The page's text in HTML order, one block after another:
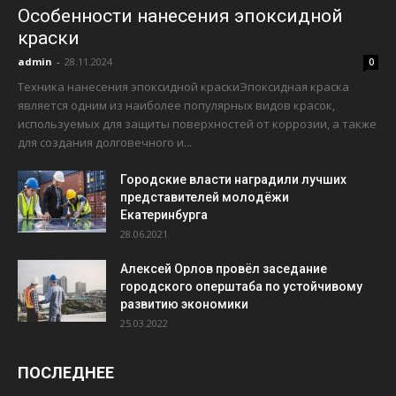
Особенности нанесения эпоксидной
краски
admin - 28.11.2024 0
Техника нанесения эпоксидной краскиЭпоксидная краска
является одним из наиболее популярных видов красок,
используемых для защиты поверхностей от коррозии, а также
для создания долговечного и...
Городские власти наградили лучших
представителей молодёжи
Екатеринбурга
28.06.2021
Алексей Орлов провёл заседание
городского оперштаба по устойчивому
развитию экономики
25.03.2022
ПОСЛЕДНЕЕ